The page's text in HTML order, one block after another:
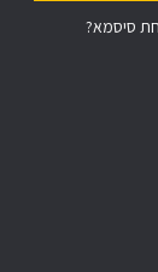
סיסמא?